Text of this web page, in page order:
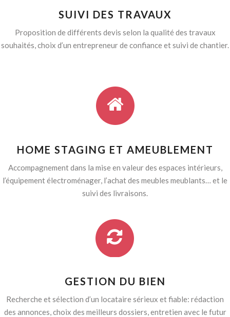
SUIVI DES TRAVAUX
Proposition de différents devis selon la qualité des travaux
souhaités, choix d’un entrepreneur de confiance et suivi de chantier.
HOME STAGING ET AMEUBLEMENT
Accompagnement dans la mise en valeur des espaces intérieurs,
l’équipement électroménager, l’achat des meubles meublants… et le
suivi des livraisons.
GESTION DU BIEN
Recherche et sélection d’un locataire sérieux et fiable: rédaction
des annonces, choix des meilleurs dossiers, entretien avec le futur